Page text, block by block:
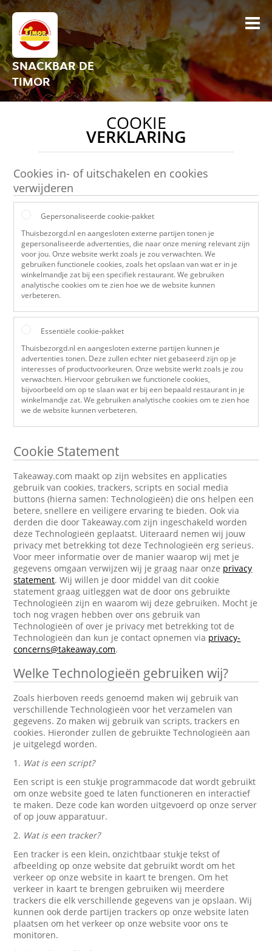
SNACKBAR DE
TIMOR
COOKIE
VERKLARING
Cookies in- of uitschakelen en cookies
verwijderen
Gepersonaliseerde cookie-pakket
Thuisbezorgd.nl en aangesloten externe partijen tonen je
gepersonaliseerde advertenties, die naar onze mening relevant zijn
voor jou. Onze website werkt zoals je zou verwachten. We
gebruiken functionele cookies, zoals het opslaan van wat er in je
winkelmandje zat bij een specifiek restaurant. We gebruiken
analytische cookies om te zien hoe we de website kunnen
verbeteren.
Essentiële cookie-pakket
Thuisbezorgd.nl en aangesloten externe partijen kunnen je
advertenties tonen. Deze zullen echter niet gebaseerd zijn op je
interesses of productvoorkeuren. Onze website werkt zoals je zou
verwachten. Hiervoor gebruiken we functionele cookies,
bijvoorbeeld om op te slaan wat er bij een bepaald restaurant in je
winkelmandje zat. We gebruiken analytische cookies om te zien hoe
we de website kunnen verbeteren.
Cookie Statement
Takeaway.com maakt op zijn websites en applicaties
gebruik van cookies, trackers, scripts en social media
buttons (hierna samen: Technologieën) die ons helpen een
betere, snellere en veiligere ervaring te bieden. Ook via
derden die door Takeaway.com zijn ingeschakeld worden
deze Technologieën geplaatst. Uiteraard nemen wij jouw
privacy met betrekking tot deze Technologieën erg serieus.
Voor meer informatie over de manier waarop wij met je
gegevens omgaan verwijzen wij je graag naar onze privacy
statement. Wij willen je door middel van dit cookie
statement graag uitleggen wat de door ons gebruikte
Technologieën zijn en waarom wij deze gebruiken. Mocht je
toch nog vragen hebben over ons gebruik van
Technologieën of over je privacy met betrekking tot de
Technologieën dan kun je contact opnemen via privacy-
concerns@takeaway.com.
Welke Technologieën gebruiken wij?
Zoals hierboven reeds genoemd maken wij gebruik van
verschillende Technologieën voor het verzamelen van
gegevens. Zo maken wij gebruik van scripts, trackers en
cookies. Hieronder zullen de gebruikte Technologieën aan
je uitgelegd worden.
1. Wat is een script?
Een script is een stukje programmacode dat wordt gebruikt
om onze website goed te laten functioneren en interactief
te maken. Deze code kan worden uitgevoerd op onze server
of op jouw apparatuur.
2. Wat is een tracker?
Een tracker is een klein, onzichtbaar stukje tekst of
afbeelding op onze website dat gebruikt wordt om het
verkeer op onze website in kaart te brengen. Om het
verkeer in kaart te brengen gebruiken wij meerdere
trackers die elk verschillende gegevens van je opslaan. Wij
kunnen ook derde partijen trackers op onze website laten
plaatsen om het verkeer op onze website voor ons te
monitoren.